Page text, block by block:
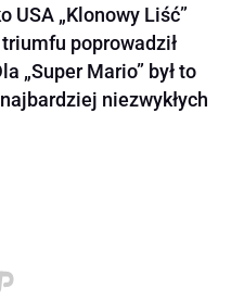
„Klonowy Liść”
poprowadził
„Super Mario” był to
niezwykłych